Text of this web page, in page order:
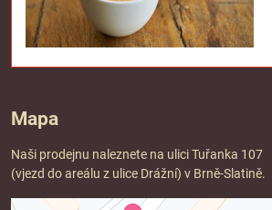
Mapa
Naši prodejnu naleznete na ulici Tuřanka 107
(vjezd do areálu z ulice Drážní) v Brně-Slatině.